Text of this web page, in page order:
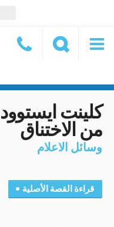
كلينت
من الاختناق
وسائل الاعلام
قراءة القصة الأصلية